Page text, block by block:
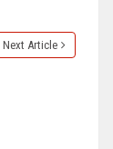
Next Article